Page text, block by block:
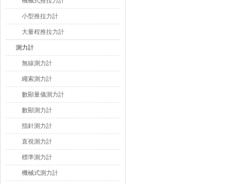
小型推拉力計
大量程推拉力計
測力計
無線測力計
繩索測力計
數顯量儀測力計
數顯測力計
指針測力計
直視測力計
標準測力計
機械式測力計